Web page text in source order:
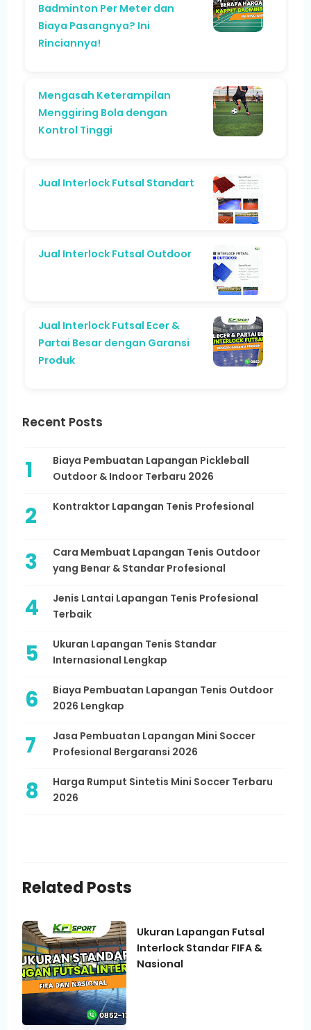
Badminton Per Meter dan
Biaya Pasangnya? Ini
Rinciannya!
Mengasah Keterampilan
Menggiring Bola dengan
Kontrol Tinggi
Jual Interlock Futsal Standart
Jual Interlock Futsal Outdoor
Jual Interlock Futsal Ecer &
Partai Besar dengan Garansi
Produk
Recent Posts
Biaya Pembuatan Lapangan Pickleball
Outdoor & Indoor Terbaru 2026
Kontraktor Lapangan Tenis Profesional
Cara Membuat Lapangan Tenis Outdoor
yang Benar & Standar Profesional
Jenis Lantai Lapangan Tenis Profesional
Terbaik
Ukuran Lapangan Tenis Standar
Internasional Lengkap
Biaya Pembuatan Lapangan Tenis Outdoor
2026 Lengkap
Jasa Pembuatan Lapangan Mini Soccer
Profesional Bergaransi 2026
Harga Rumput Sintetis Mini Soccer Terbaru
2026
Related Posts
Ukuran Lapangan Futsal
Interlock Standar FIFA &
Nasional